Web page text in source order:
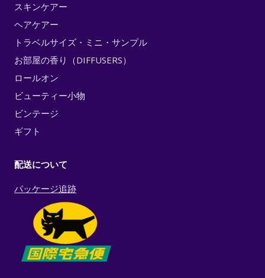
スキンケアー
ヘアケアー
トラベルサイズ・ミニ・サンプル
お部屋の香り（DIFFUSERS）
ロールオン
ビューティー小物
ビンテージ
ギフト
配送について
パッケージ追跡